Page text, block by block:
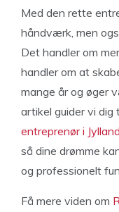
Med den rette
håndværk, men
Det handler om
handler om at
mange år og øger
artikel guider vi
entreprenør i Jylland
så dine drømme
og professionelt
Få mere viden om